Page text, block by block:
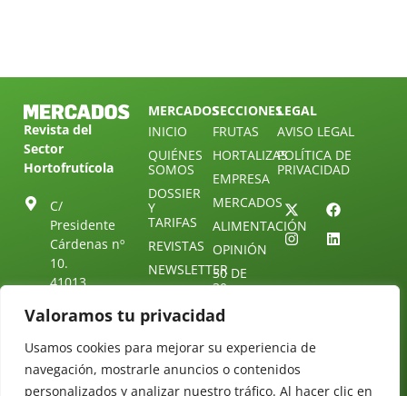
Valoramos tu privacidad
Usamos cookies para mejorar su experiencia de
navegación, mostrarle anuncios o contenidos
personalizados y analizar nuestro tráfico. Al hacer clic en
Revista del
Sector
Hortofrutícola
C/
Presidente
Cárdenas nº
10.
41013
ESPAÑA
Tel: (+34) 954
25 88 51
redaccion@revistamercados.com
MERCADOS
INICIO
QUIÉNES
SOMOS
DOSSIER
Y
TARIFAS
REVISTAS
NEWSLETTER
ÚNETE A
TELEGRAM
CONTACTO
SECCIONES
FRUTAS
HORTALIZAS
EMPRESA
MERCADOS
ALIMENTACIÓN
OPINIÓN
30 DE
30
DIRECTORIO
LEGAL
AVISO LEGAL
POLÍTICA DE
PRIVACIDAD